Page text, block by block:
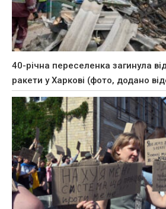
40-річна переселенка загинула
ракети у Харкові (фото, додано